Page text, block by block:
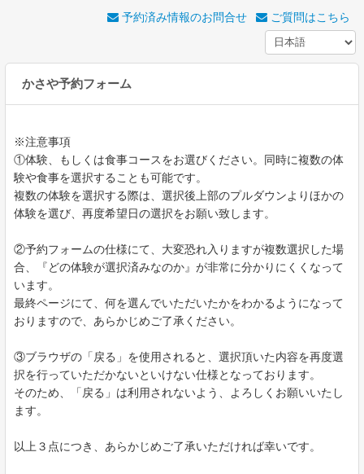
予約済み情報のお問合せ ご質問はこちら
かさや予約フォーム
※注意事項
①体験、もしくは食事コースをお選びください。同時に複数の体
験や食事を選択することも可能です。
複数の体験を選択する際は、選択後上部のプルダウンよりほかの
体験を選び、再度希望日の選択をお願い致します。
②予約フォームの仕様にて、大変恐れ入りますが複数選択した場
合、『どの体験が選択済みなのか』が非常に分かりにくくなって
います。
最終ページにて、何を選んでいただいたかをわかるようになって
おりますので、あらかじめご了承ください。
③ブラウザの「戻る」を使用されると、選択頂いた内容を再度選
択を行っていただかないといけない仕様となっております。
そのため、「戻る」は利用されないよう、よろしくお願いいたし
ます。
以上３点につき、あらかじめご了承いただければ幸いです。